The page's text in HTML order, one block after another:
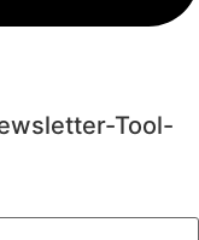
Tool-